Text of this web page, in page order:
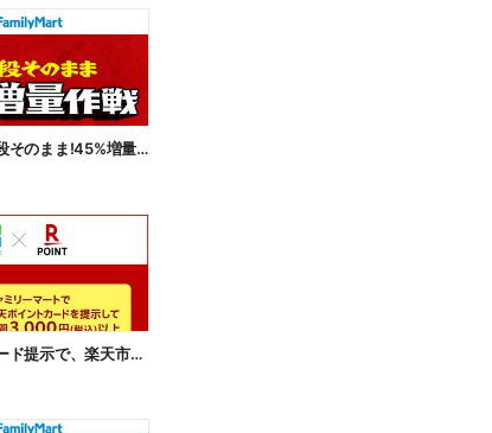
【おトク】お値段そのまま!45%増量作戦!
楽天ポイントカード提示で、楽天市場でのお買い物がおトクに!